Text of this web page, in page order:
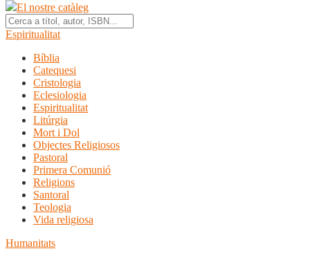
El nostre catàleg
Espiritualitat
Bíblia
Catequesi
Cristologia
Eclesiologia
Espiritualitat
Litúrgia
Mort i Dol
Objectes Religiosos
Pastoral
Primera Comunió
Religions
Santoral
Teologia
Vida religiosa
Humanitats